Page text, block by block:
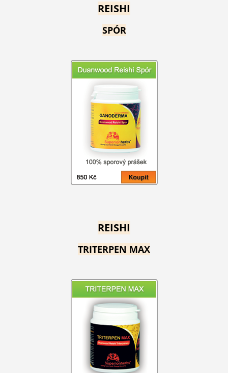
REISHI
SPÓR
REISHI
TRITERPEN MAX